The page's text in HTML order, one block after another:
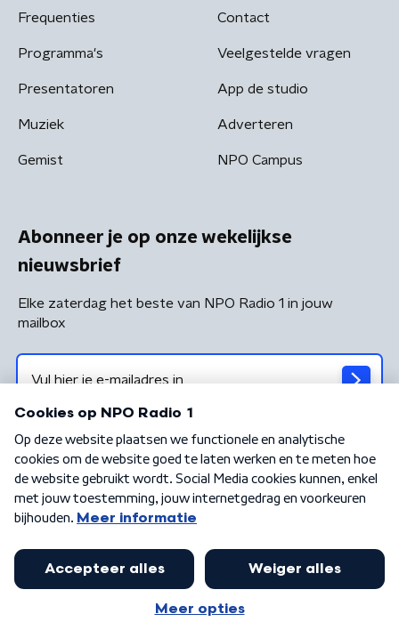
Frequenties
Programma's
Presentatoren
Muziek
Gemist
Contact
Veelgestelde vragen
App de studio
Adverteren
NPO Campus
Abonneer je op onze wekelijkse
nieuwsbrief
Elke zaterdag het beste van NPO Radio 1 in jouw
mailbox
Algemene voorwaarden